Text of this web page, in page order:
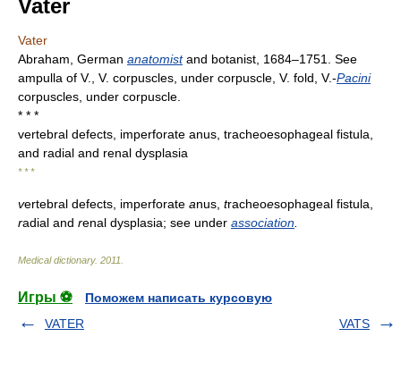
Vater
Vater
Abraham, German anatomistand botanist, 1684–1751. See
ampulla of V., V. corpuscles, under corpuscle, V. fold, V.-Pacini
corpuscles, under corpuscle.
* * *
vertebral defects, imperforate anus, tracheoesophageal fistula,
and radial and renal dysplasia
* * *
vertebral defects, imperforate anus, tracheoesophageal fistula,
radial and renal dysplasia; see under association
Medical dictionary. 2011
Игры ⚽
Поможем написать курсовую
VATER
VATS